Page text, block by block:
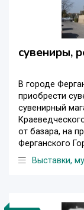
сувениры,
В городе
приобрести
сувенирный
от базара, на
Ферганского
Выставки,